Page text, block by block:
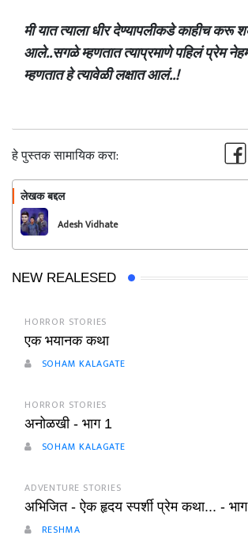
मी यात त्याला धीर देण्यापलीकडे काहीच करू
आले..सगळे म्हणतात त्याप्रमाणे पहिलं प्रेम
म्हणतात हे त्यावेळी लक्षात आलं..!
हे पुस्तक सामायिक करा:
लेखक बद्दल
Adesh Vidhate
NEW REALESED
HORROR STORIES
एक भयानक कथा
SOHAM KALAGATE
HORROR STORIES
अनोळखी - भाग 1
SOHAM KALAGATE
ADVENTURE STORIES
अभिजित - ऐक हृदय स्पर्शी प्रेम कथा... -
RESHMA